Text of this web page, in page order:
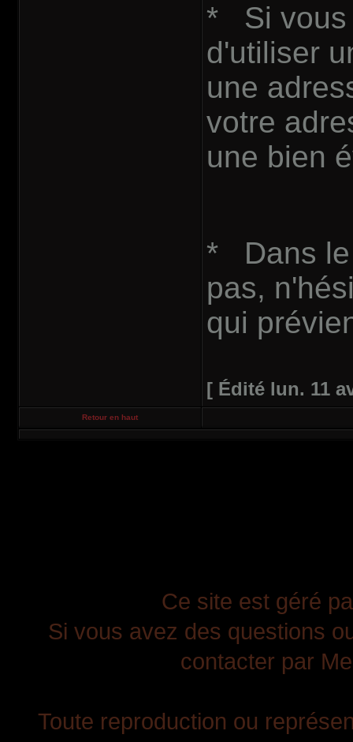
* Si vous
d'utiliser
une
votre
une bien
* Dans le
pas,
qui
[ Édité lun. 11
Retour en haut
Ce site est géré
Si vous avez des questions
contacter par
Toute reproduction ou